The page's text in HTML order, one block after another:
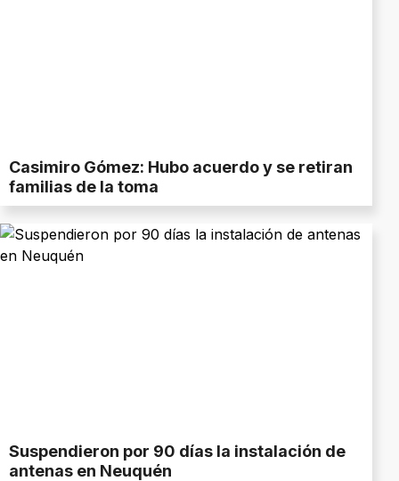
Casimiro Gómez: Hubo acuerdo y se retiran
familias de la toma
Suspendieron por 90 días la instalación de
antenas en Neuquén